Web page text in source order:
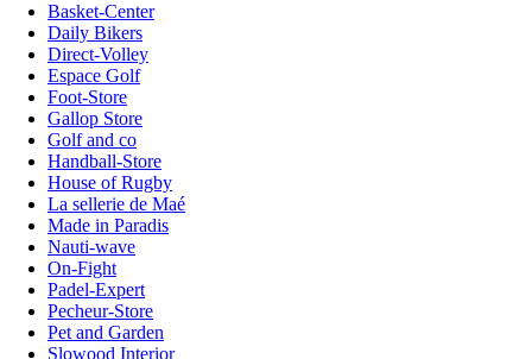
Basket-Center
Daily Bikers
Direct-Volley
Espace Golf
Foot-Store
Gallop Store
Golf and co
Handball-Store
House of Rugby
La sellerie de Maé
Made in Paradis
Nauti-wave
On-Fight
Padel-Expert
Pecheur-Store
Pet and Garden
Slowood Interior